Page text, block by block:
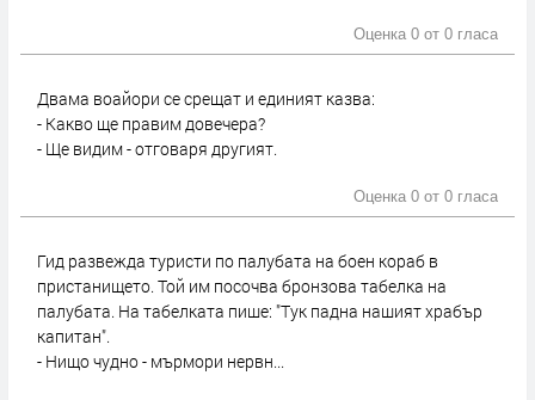
Оценка 0 от 0 гласа
Двама воайори се срещат и единият казва:
- Какво ще правим довечера?
- Ще видим - отговаря другият.
Оценка 0 от 0 гласа
Гид развежда туристи по палубата на боен кораб в
пристанището. Той им посочва бронзова табелка на
палубата. На табелката пише: "Тук падна нашият храбър
капитан".
- Нищо чудно - мърмори нервн...